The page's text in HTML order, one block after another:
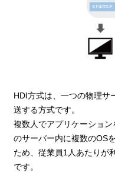
HDI方式は、一つの物理サ
送する方式です。
複数人でアプリケーショ
のサーバー内に複数のOS
ため、従業員1人あたりが
です。